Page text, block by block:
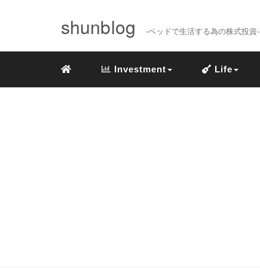
shunblog -ベッドで生活する為の株式投資-
Investment Life